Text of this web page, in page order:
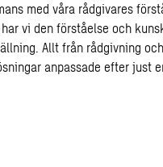
med våra rådgivares
vi den förståelse och
Allt från rådgivning
anpassade efter just